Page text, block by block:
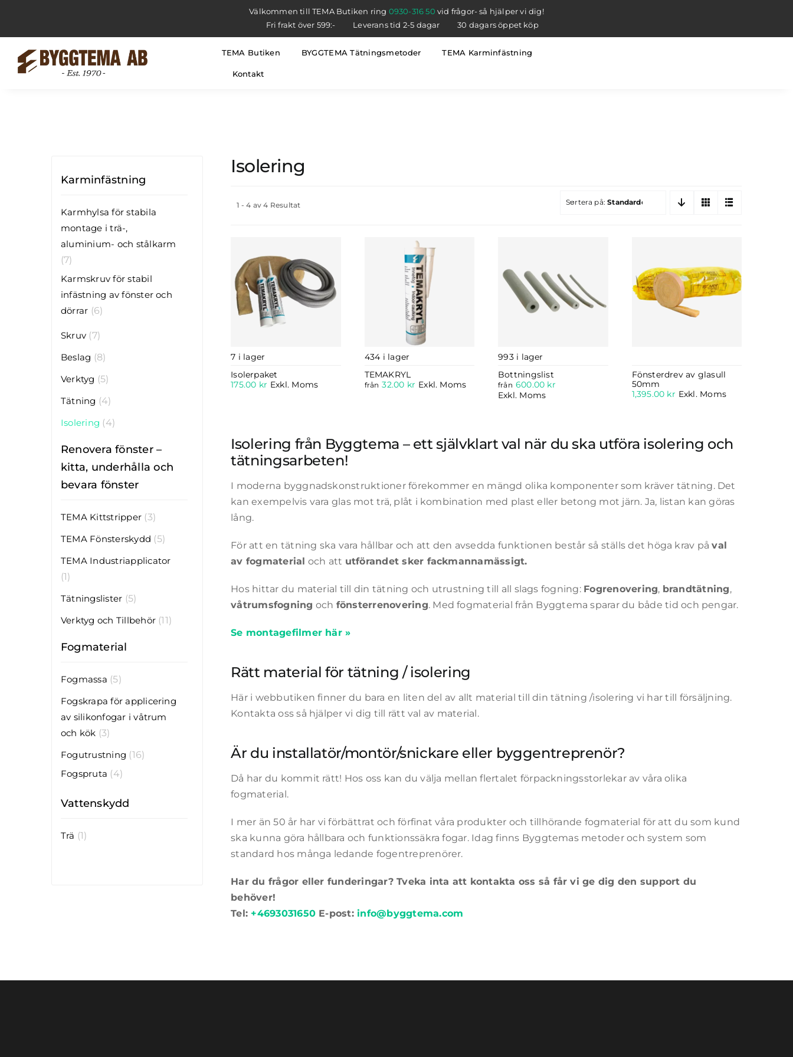
innehållet
Välkommen till TEMA Butiken ring 0930-316 50 vid frågor- så hjälper vi dig!
Fri frakt över 599:-
Leverans tid 2-5 dagar 30 dagars öppet köp
TEMA Butiken BYGGTEMA Tätningsmetoder TEMA Karminfästning
Kontakt
Karminfästning
Karmhylsa för stabila
montage i trä-,
aluminium- och stålkarm
(7)
Karmskruv för stabil
infästning av fönster och
dörrar (6)
Skruv (7)
Beslag (8)
Verktyg (5)
Tätning (4)
Isolering (4)
Renovera fönster –
kitta, underhålla och
bevara fönster
TEMA Kittstripper (3)
TEMA Fönsterskydd (5)
TEMA Industriapplicator
(1)
Tätningslister (5)
Verktyg och Tillbehör (11)
Fogmaterial
Fogmassa (5)
Fogskrapa för applicering
av silikonfogar i våtrum
och kök (3)
Fogutrustning (16)
Fogspruta (4)
Vattenskydd
Trä (1)
Isolering
1 - 4 av 4 Resultat Sortera på:Standardordning
7 i lager
Isolerpaket
175.00 kr Exkl. Moms
434 i lager
TEMAKRYL
från 32.00 kr Exkl. Moms
993 i lager
Bottningslist
från 600.00 kr
Exkl. Moms
Fönsterdrev av glasull
50mm
1,395.00 kr Exkl. Moms
Isolering från Byggtema – ett självklart val när du ska utföra isolering och
tätningsarbeten!
I moderna byggnadskonstruktioner förekommer en mängd olika komponenter som kräver tätning. Det
kan exempelvis vara glas mot trä, plåt i kombination med plast eller betong mot järn. Ja, listan kan göras
lång.
För att en tätning ska vara hållbar och att den avsedda funktionen består så ställs det höga krav påval
av fogmaterial och att utförandet sker fackmannamässigt.
Hos hittar du material till din tätning och utrustning till all slags fogning: Fogrenovering, brandtätning,
våtrumsfogning och fönsterrenovering. Med fogmaterial från Byggtema sparar du både tid och pengar.
Se montagefilmer här »
Rätt material för tätning / isolering
Här i webbutiken finner du bara en liten del av allt material till din tätning /isolering vi har till försäljning.
Kontakta oss så hjälper vi dig till rätt val av material.
Är du installatör/montör/snickare eller byggentreprenör?
Då har du kommit rätt! Hos oss kan du välja mellan flertalet förpackningsstorlekar av våra olika
fogmaterial.
I mer än 50 år har vi förbättrat och förfinat våra produkter och tillhörande fogmaterial för att du som kund
ska kunna göra hållbara och funktionssäkra fogar. Idag finns Byggtemas metoder och system som
standard hos många ledande fogentreprenörer.
Har du frågor eller funderingar? Tveka inta att kontakta oss så får vi ge dig den support du
behöver!
Tel: +4693031650E-post:info@byggtema.com